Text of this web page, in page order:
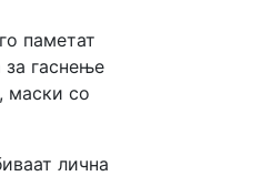
паметат
за гаснење
маски со
лична